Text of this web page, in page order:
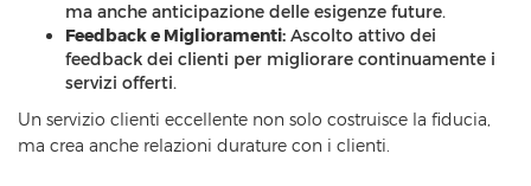
ma anche anticipazione delle esigenze future.
Feedback e Miglioramenti: Ascolto attivo dei
feedback dei clienti per migliorare continuamente i
servizi offerti.
Un servizio clienti eccellente non solo costruisce la fiducia,
ma crea anche relazioni durature con i clienti.